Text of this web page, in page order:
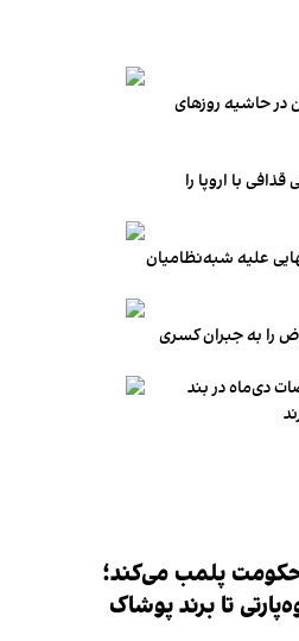
در حاشیه روزهای
با اروپا را
علیه شبه‌نظامیان
را به جبران کسری
دی‌ماه در بند
پلمب می‌کند؛
تا برند پوشاک